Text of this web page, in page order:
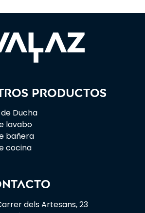
productos
Ducha
lavabo
bañera
cocina
dels Artesans, 23